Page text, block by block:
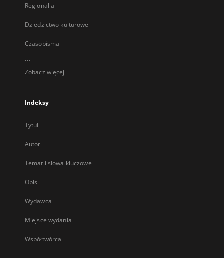
Regionalia
Dziedzictwo kulturowe
Czasopisma
...
Zobacz więcej
Indeksy
Tytuł
Autor
Temat i słowa kluczowe
Opis
Wydawca
Miejsce wydania
Współtwórca